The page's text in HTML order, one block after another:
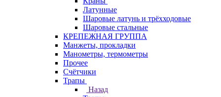
Латунные
Шаровые латунь и трёхходовые
Шаровые стальные
КРЕПЕЖНАЯ ГРУППА
Манжеты, прокладки
Манометры, термометры
Прочее
Счётчики
Трапы
Назад